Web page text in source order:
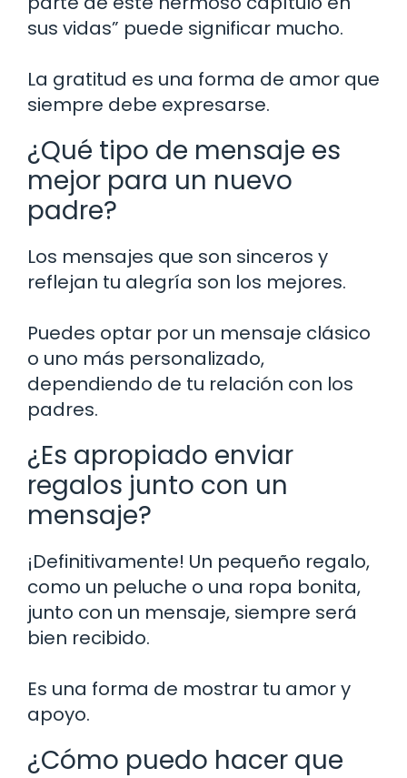
sus vidas” puede significar mucho.
La gratitud es una forma de amor que
siempre debe expresarse.
¿Qué tipo de mensaje es
mejor para un nuevo
padre?
Los mensajes que son sinceros y
reflejan tu alegría son los mejores.
Puedes optar por un mensaje clásico
o uno más personalizado,
dependiendo de tu relación con los
padres.
¿Es apropiado enviar
regalos junto con un
mensaje?
¡Definitivamente! Un pequeño regalo,
como un peluche o una ropa bonita,
junto con un mensaje, siempre será
bien recibido.
Es una forma de mostrar tu amor y
apoyo.
¿Cómo puedo hacer que